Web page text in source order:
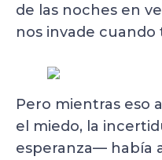
de las noches en
nos invade cuando
Pero mientras eso
el miedo, la
esperanza— había